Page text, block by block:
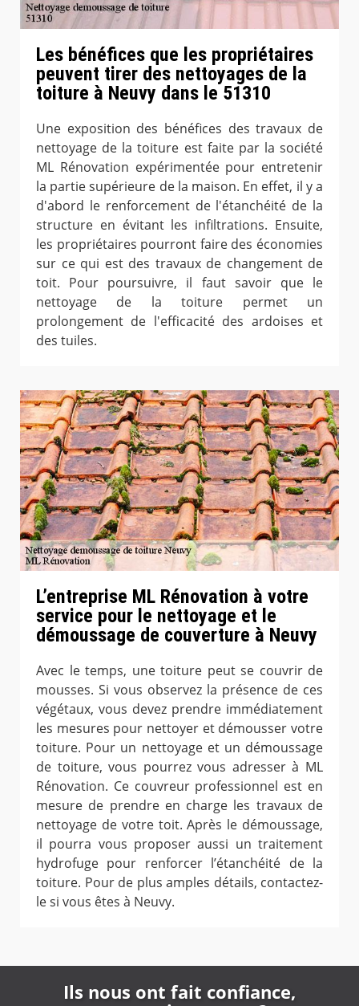
Les bénéfices que les propriétaires
peuvent tirer des nettoyages de la
toiture à Neuvy dans le 51310
Une exposition des bénéfices des travaux de
nettoyage de la toiture est faite par la société
ML Rénovation expérimentée pour entretenir
la partie supérieure de la maison. En effet, il y a
d'abord le renforcement de l'étanchéité de la
structure en évitant les infiltrations. Ensuite,
les propriétaires pourront faire des économies
sur ce qui est des travaux de changement de
toit. Pour poursuivre, il faut savoir que le
nettoyage de la toiture permet un
prolongement de l'efficacité des ardoises et
des tuiles.
L’entreprise ML Rénovation à votre
service pour le nettoyage et le
démoussage de couverture à Neuvy
Avec le temps, une toiture peut se couvrir de
mousses. Si vous observez la présence de ces
végétaux, vous devez prendre immédiatement
les mesures pour nettoyer et démousser votre
toiture. Pour un nettoyage et un démoussage
de toiture, vous pourrez vous adresser à ML
Rénovation. Ce couvreur professionnel est en
mesure de prendre en charge les travaux de
nettoyage de votre toit. Après le démoussage,
il pourra vous proposer aussi un traitement
hydrofuge pour renforcer l’étanchéité de la
toiture. Pour de plus amples détails, contactez-
le si vous êtes à Neuvy.
Ils nous ont fait confiance,